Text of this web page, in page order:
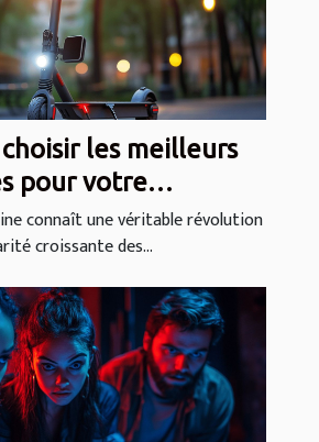
les meilleurs
pour votre
électrique ?
connaît une véritable révolution
croissante des...